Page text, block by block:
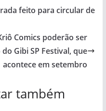
feito para circular de
Comics poderão ser
Gibi SP Festival, que
acontece em setembro
também